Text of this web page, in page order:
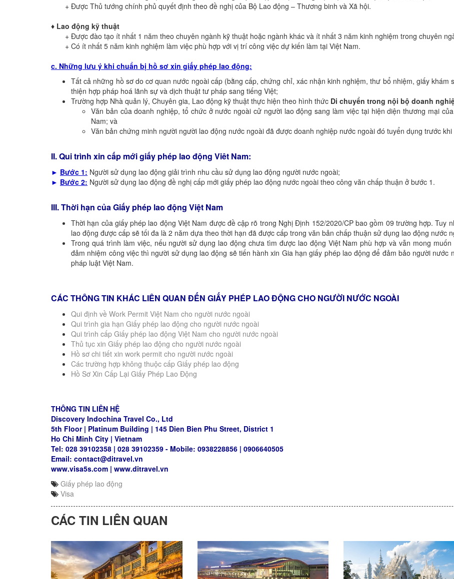
+ Được Thủ tướng chính phủ quyết định theo đề nghị của Bộ Lao động – Thương binh và Xã hội.
♦ Lao động kỹ thuật
+ Được đào tạo ít nhất 1 năm theo chuyên ngành kỹ thuật hoặc ngành khác và ít nhất 3 năm kinh nghiệm trong chuyên
+ Có ít nhất 5 năm kinh nghiệm làm việc phù hợp với vị trí công việc dự kiến làm tại Việt Nam.
c. Những lưu ý khi chuẩn bị hồ sơ xin giấy phép lao động:
Tất cả những hồ sơ do cơ quan nước ngoài cấp (bằng cấp, chứng chỉ, xác nhận kinh nghiệm, thư bổ nhiệm, giấy
thiện hợp pháp hoá lãnh sự và dịch thuật tư pháp sang tiếng Việt;
Trường hợp Nhà quản lý, Chuyên gia, Lao động kỹ thuật thực hiện theo hình thức Di chuyển trong nội bộ doanh
Văn bản của doanh nghiệp, tổ chức ở nước ngoài cử người lao động sang làm việc tại hiện diện thương mại
Nam; và
Văn bản chứng minh người người lao động nước ngoài đã được doanh nghiệp nước ngoài đó tuyển dụng trước
II. Qui trình xin cấp mới giấy phép lao động Viêt Nam:
► Bước 1: Người sử dụng lao động giải trình nhu cầu sử dụng lao động người nước ngoài;
► Bước 2: Người sử dụng lao động đề nghị cấp mới giấy phép lao động nước ngoài theo công văn chấp thuận ở bước 1.
III. Thời hạn của Giấy phép lao động Việt Nam
Thời hạn của giấy phép lao động Việt Nam được đề cập rõ trong Nghị Định 152/2020/CP bao gồm 09 trường hợp. Tuy
lao động được cấp sẽ tối đa là 2 năm dựa theo thời hạn đã được cấp trong văn bản chấp thuận sử dụng lao động nước
Trong quá trình làm việc, nếu người sử dụng lao động chưa tìm được lao động Việt Nam phù hợp và vẫn mong
đảm nhiệm công việc thì người sử dụng lao động sẽ tiến hành xin Gia hạn giấy phép lao động để đảm bảo người nước
pháp luật Việt Nam.
CÁC THÔNG TIN KHÁC LIÊN QUAN ĐẾN GIẤY PHÉP LAO ĐỘNG CHO NGƯỜI NƯỚC NGOÀI
Qui định về Work Permit Việt Nam cho người nước ngoài
Qui trình gia hạn Giấy phép lao động cho người nước ngoài
Qui trình cấp Giấy phép lao động Việt Nam cho người nước ngoài
Thủ tục xin Giấy phép lao động cho người nước ngoài
Hồ sơ chi tiết xin work permit cho người nước ngoài
Các trường hợp không thuộc cấp Giấy phép lao động
Hồ Sơ Xin Cấp Lại Giấy Phép Lao Động
THÔNG TIN LIÊN HỆ
Discovery Indochina Travel Co., Ltd
5th Floor | Platinum Building | 145 Dien Bien Phu Street, District 1
Ho Chi Minh City | Vietnam
Tel: 028 39102358 | 028 39102359 - Mobile: 0938228856 | 0906640505
Email: contact@ditravel.vn
www.visa5s.com | www.ditravel.vn
Giấy phép lao động
Visa
CÁC TIN LIÊN QUAN